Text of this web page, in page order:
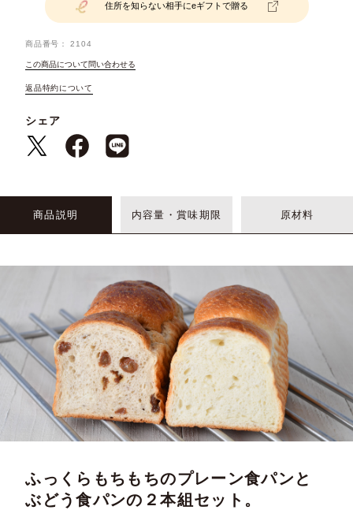
住所を知らない相手にeギフトで贈る
商品番号 2104
この商品について問い合わせる
返品特約について
シェア
商品説明 内容量・賞味期限 原材料
ふっくらもちもちのプレーン食パンと
ぶどう食パンの２本組セット。